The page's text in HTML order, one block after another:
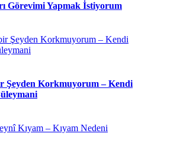
Görevimi Yapmak İstiyorum
Şeyden Korkmuyorum – Kendi